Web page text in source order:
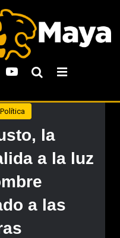
Política
la
a la luz
a las